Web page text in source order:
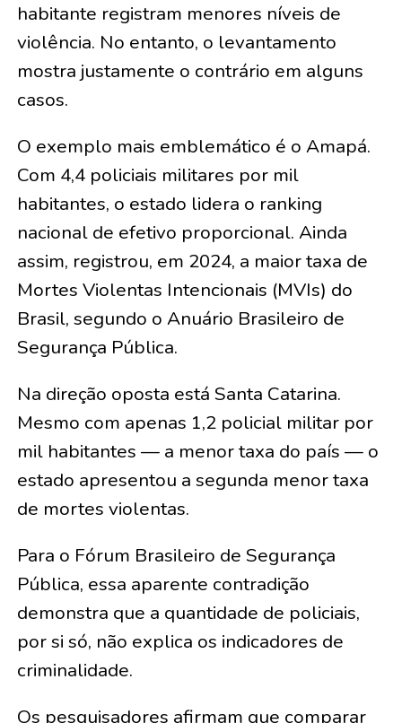
habitante registram menores níveis de
violência. No entanto, o levantamento
mostra justamente o contrário em alguns
casos.
O exemplo mais emblemático é o Amapá.
Com 4,4 policiais militares por mil
habitantes, o estado lidera o ranking
nacional de efetivo proporcional. Ainda
assim, registrou, em 2024, a maior taxa de
Mortes Violentas Intencionais (MVIs) do
Brasil, segundo o Anuário Brasileiro de
Segurança Pública.
Na direção oposta está Santa Catarina.
Mesmo com apenas 1,2 policial militar por
mil habitantes — a menor taxa do país — o
estado apresentou a segunda menor taxa
de mortes violentas.
Para o Fórum Brasileiro de Segurança
Pública, essa aparente contradição
demonstra que a quantidade de policiais,
por si só, não explica os indicadores de
criminalidade.
Os pesquisadores afirmam que comparar